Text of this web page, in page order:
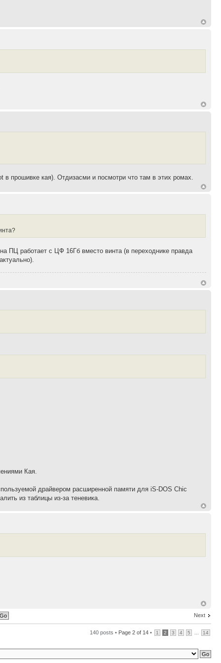
в прошивке кая). Отдизасми и посмотри что там в этих ромах.
ПЦ работает с ЦФ 16Гб вместо винта (в переходнике правда
Кая.
драйвером расширенной памяти для iS-DOS Chic
из таблицы из-за теневика.
Next
140 posts • Page 2 of 14 • 1 2 3 4 5 14